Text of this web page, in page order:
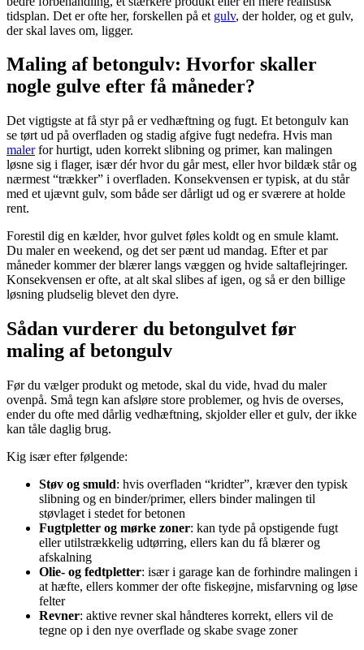
tidsplan. Det er ofte her, forskellen på et gulv, der holder, og et gulv,
der skal laves om, ligger.
Maling af betongulv: Hvorfor skaller
nogle gulve efter få måneder?
Det vigtigste at få styr på er vedhæftning og fugt. Et betongulv kan
se tørt ud på overfladen og stadig afgive fugt nedefra. Hvis man
malerfor hurtigt, uden korrekt slibning og primer, kan malingen
løsne sig i flager, især dér hvor du går mest, eller hvor bildæk står og
nærmest “trækker” i overfladen. Konsekvensen er typisk, at du står
med et ujævnt gulv, som både ser dårligt ud og er sværere at holde
rent.
Forestil dig en kælder, hvor gulvet føles koldt og en smule klamt.
Du maler en weekend, og det ser pænt ud mandag. Efter et par
måneder kommer der blærer langs væggen og hvide saltaflejringer.
Konsekvensen er ofte, at alt skal slibes af igen, og så er den billige
løsning pludselig blevet den dyre.
Sådan vurderer du betongulvet før
maling af betongulv
Før du vælger produkt og metode, skal du vide, hvad du maler
ovenpå. Små tegn kan afsløre store problemer, og hvis de overses,
ender du ofte med dårlig vedhæftning, skjolder eller et gulv, der ikke
kan tåle daglig brug.
Kig især efter følgende:
Støv og smuld: hvis overfladen “kridter”, kræver den typisk
slibning og en binder/primer, ellers binder malingen til
støvlaget i stedet for betonen
Fugtpletter og mørke zoner: kan tyde på opstigende fugt
eller utilstrækkelig udtørring, ellers kan du få blærer og
afskalning
Olie- og fedtpletter: især i garage kan de forhindre malingen i
at hæfte, ellers kommer der ofte fiskeøjne, misfarvning og løse
felter
Revner: aktive revner skal håndteres korrekt, ellers vil de
tegne op i den nye overflade og skabe svage zoner